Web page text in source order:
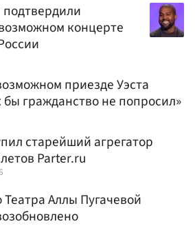
концерте
приезде Уэста
гражданство не попросил»
старейший агрегатор
Parter.ru
Театра Аллы Пугачевой